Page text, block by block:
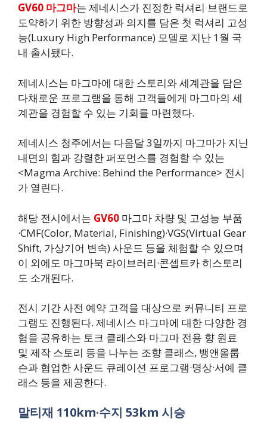
GV60 마그마는 제네시스가 진정한 럭셔리 브랜드로
도약하기 위한 방향성과 의지를 담은 첫 럭셔리 고성
능(Luxury High Performance) 모델로 지난 1월 국
내 출시됐다.
제네시스는 마그마에 대한 스토리와 세계관을 담은
다채로운 프로그램을 통해 고객들에게 마그마의 세
계관을 경험할 수 있는 기회를 마련했다.
제네시스 청주에서는 다음달 3일까지 마그마가 지닌
내면의 힘과 강렬한 퍼포먼스를 경험할 수 있는
<Magma Archive: Behind the Performance> 전시
가 열린다.
해당 전시에서는 GV60 마그마 차량 및 고성능 부품
·CMF(Color, Material, Finishing)·VGS(Virtual Gear
Shift, 가상기어 변속) 사운드 등을 체험할 수 있으며
이 외에도 마그마북 라이브러리·콘셉트카 히스토리
도 소개된다.
전시 기간 사전 예약 고객을 대상으로 커뮤니티 프로
그램도 진행된다. 제네시스 마그마에 대한 다양한 경
험을 공유하는 토크 클래스와 마그마 전용 향 원료
및 제작 스토리 등을 나누는 조향 클래스, 뱅앤올룹
슨과 협업한 사운드 큐레이션 프로그램·명상·서예 클
래스 등을 제공한다.
말티재 110km·수지 53km 시승